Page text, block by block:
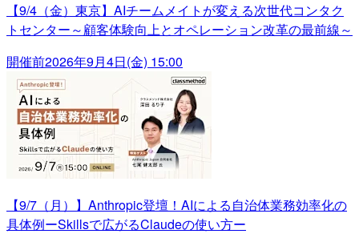
【9/4（金）東京】AIチームメイトが変える次世代コンタク
トセンター～顧客体験向上とオペレーション改革の最前線～
開催前2026年9月4日(金) 15:00
【9/7（月）】Anthropic登壇！AIによる自治体業務効率化の
具体例ーSkillsで広がるClaudeの使い方ー